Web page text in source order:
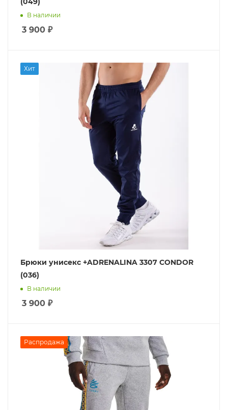
В наличии
3 900 ₽
Хит
Брюки унисекс +ADRENALINA 3307 CONDOR
(036)
В наличии
3 900 ₽
Распродажа